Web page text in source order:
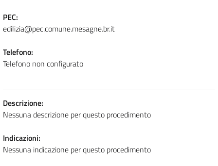
PEC:
edilizia@pec.comune.mesagne.br.it
Telefono:
Telefono non configurato
Descrizione:
Nessuna descrizione per questo procedimento
Indicazioni:
Nessuna indicazione per questo procedimento